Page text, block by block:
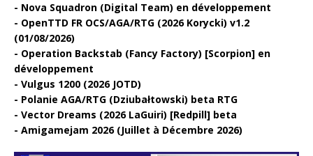
Nova Squadron (Digital Team) en développement
OpenTTD FR OCS/AGA/RTG (2026 Korycki) v1.2
(01/08/2026)
Operation Backstab (Fancy Factory) [Scorpion] en
développement
Vulgus 1200 (2026 JOTD)
Polanie AGA/RTG (Dziubałtowski) beta RTG
Vector Dreams (2026 LaGuiri) [Redpill] beta
Amigamejam 2026 (Juillet à Décembre 2026)